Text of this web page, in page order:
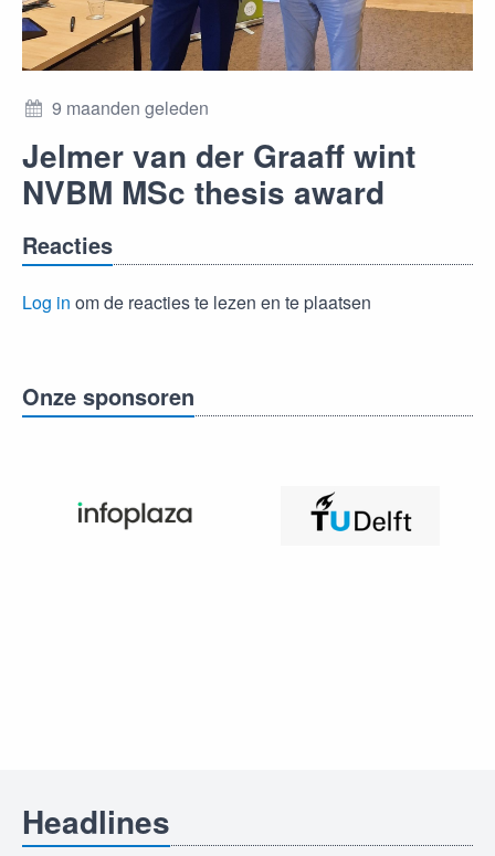
9 maanden geleden
Jelmer van der Graaff wint
NVBM MSc thesis award
Reacties
Log in om de reacties te lezen en te plaatsen
Onze sponsoren
Headlines